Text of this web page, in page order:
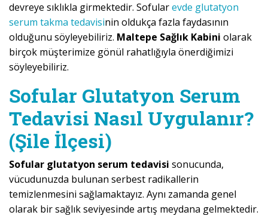
devreye sıklıkla girmektedir. Sofularevde glutatyon
serum takma tedavisinin oldukça fazla faydasının
olduğunu söyleyebiliriz. Maltepe Sağlık Kabini olarak
birçok müşterimize gönül rahatlığıyla önerdiğimizi
söyleyebiliriz.
Sofular Glutatyon Serum
Tedavisi Nasıl Uygulanır?
(Şile İlçesi)
Sofular glutatyon serum tedavisi sonucunda,
vücudunuzda bulunan serbest radikallerin
temizlenmesini sağlamaktayız. Aynı zamanda genel
olarak bir sağlık seviyesinde artış meydana gelmektedir.